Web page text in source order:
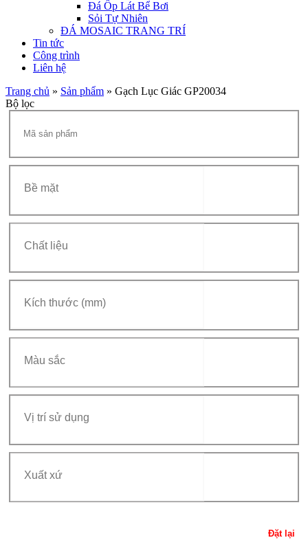
Đá Ốp Lát Bể Bơi
Sỏi Tự Nhiên
ĐÁ MOSAIC TRANG TRÍ
Tin tức
Công trình
Liên hệ
Trang chủ » Sản phẩm » Gạch Lục Giác GP20034
Bộ lọc
Đặt lại